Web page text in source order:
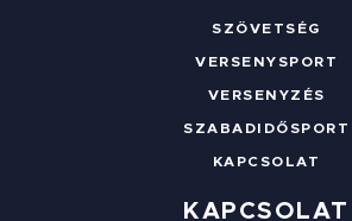
SZÖVETSÉG
VERSENYSPORT
VERSENYZÉS
SZABADIDŐSPORT
KAPCSOLAT
KAPCSOLAT